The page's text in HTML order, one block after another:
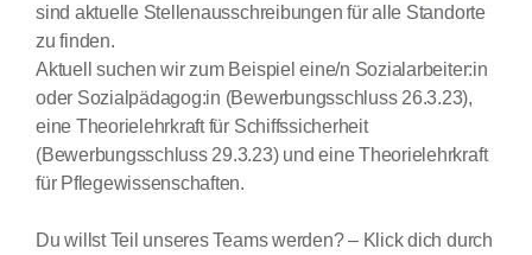
sind aktuelle Stellenausschreibungen für alle Standorte
zu finden.
Aktuell suchen wir zum Beispiel eine/n Sozialarbeiter:in
oder Sozialpädagog:in (Bewerbungsschluss 26.3.23),
eine Theorielehrkraft für Schiffssicherheit
(Bewerbungsschluss 29.3.23) und eine Theorielehrkraft
für Pflegewissenschaften.
Du willst Teil unseres Teams werden? – Klick dich durch